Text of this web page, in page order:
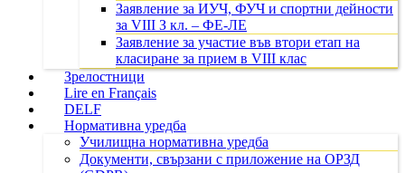
Заявление за ИУЧ, ФУЧ и спортни дейности
за VIII З кл. – ФЕ-ЛЕ
Заявление за участие във втори етап на
класиране за прием в VIII клас
Зрелостници
Lire en Français
DELF
Нормативна уредба
Училищна нормативна уредба
Документи, свързани с приложение на ОРЗД